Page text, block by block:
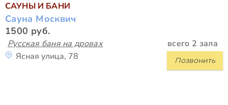
САУНЫ И БАНИ
Сауна Москвич
1500 руб.
Русская баня на дровах всего 2 зала
Позвонить
Ясная улица, 78